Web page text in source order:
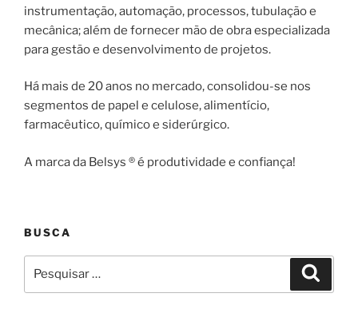
instrumentação, automação, processos, tubulação e
mecânica; além de fornecer mão de obra especializada
para gestão e desenvolvimento de projetos.
Há mais de 20 anos no mercado, consolidou-se nos
segmentos de papel e celulose, alimentício,
farmacêutico, químico e siderúrgico.
A marca da Belsys ® é produtividade e confiança!
BUSCA
por: